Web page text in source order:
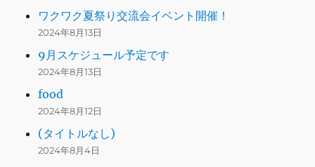
ワクワク夏祭り交流会イベント開催！
2024年8月13日
9月スケジュール予定です
2024年8月13日
food
2024年8月12日
(タイトルなし)
2024年8月4日